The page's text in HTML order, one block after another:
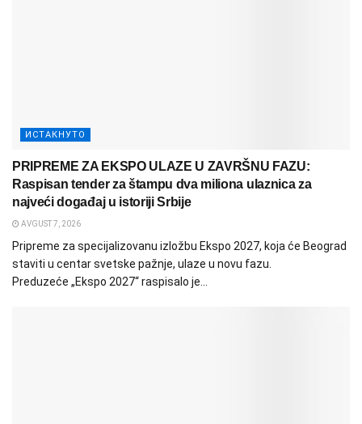
ИСТАКНУТО
PRIPREME ZA EKSPO ULAZE U ZAVRŠNU FAZU:
Raspisan tender za štampu dva miliona ulaznica za
najveći događaj u istoriji Srbije
AVGUST 7, 2026
Pripreme za specijalizovanu izložbu Ekspo 2027, koja će Beograd
staviti u centar svetske pažnje, ulaze u novu fazu.
Preduzeće „Ekspo 2027“ raspisalo je...